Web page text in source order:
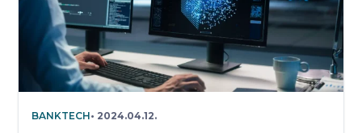
BANKTECH 2024.04.12.